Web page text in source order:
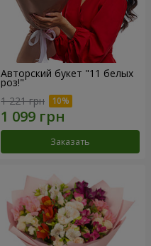
Авторский букет "11 белых
роз!"
1 221 грн
Заказать